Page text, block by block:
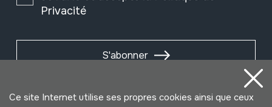
Privacité
S'abonner
Ce site Internet utilise ses propres cookies ainsi que ceux